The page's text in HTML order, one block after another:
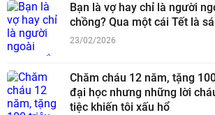
Bạn là vợ hay chỉ là người
chồng? Qua một cái Tết là
23/02/2026
Chăm cháu 12 năm, tặng
đại học nhưng những lời
tiệc khiến tôi xấu hổ